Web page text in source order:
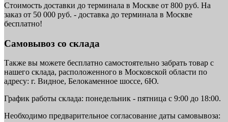
Стоимость доставки до терминала в Москве от 800 руб. На
заказ от 50 000 руб. - доставка до терминала в Москве
бесплатно!
Самовывоз со склада
Также вы можете бесплатно самостоятельно забрать товар с
нашего склада, расположенного в Московской области по
адресу: г. Видное, Белокаменное шоссе, 6Ю.
График работы склада: понедельник - пятница с 9:00 до 18:00.
Необходимо предварительное согласование даты самовывоза: